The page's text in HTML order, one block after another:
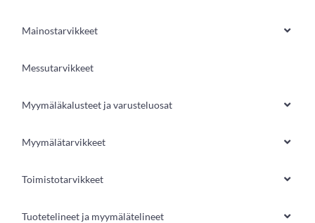
Mainostarvikkeet
Messutarvikkeet
Myymäläkalusteet ja varusteluosat
Myymälätarvikkeet
Toimistotarvikkeet
Tuotetelineet ja myymälätelineet